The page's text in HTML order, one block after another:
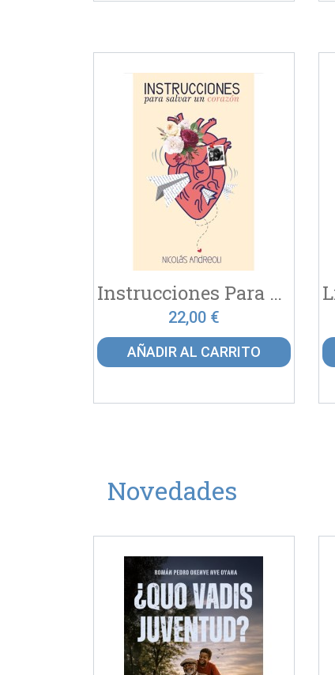
Instrucciones Para Salvar...
22,00 €
AÑADIR AL CARRITO
Novedades